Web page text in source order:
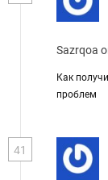
Sazrqoa
Как
проблем
41